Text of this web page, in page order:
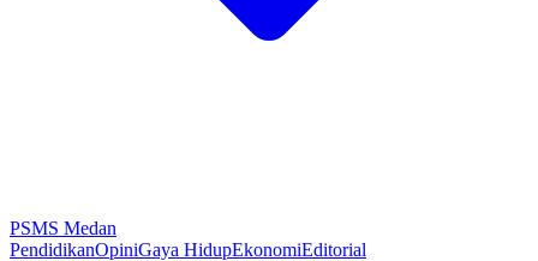
PSMS Medan
PendidikanOpiniGaya HidupEkonomiEditorial